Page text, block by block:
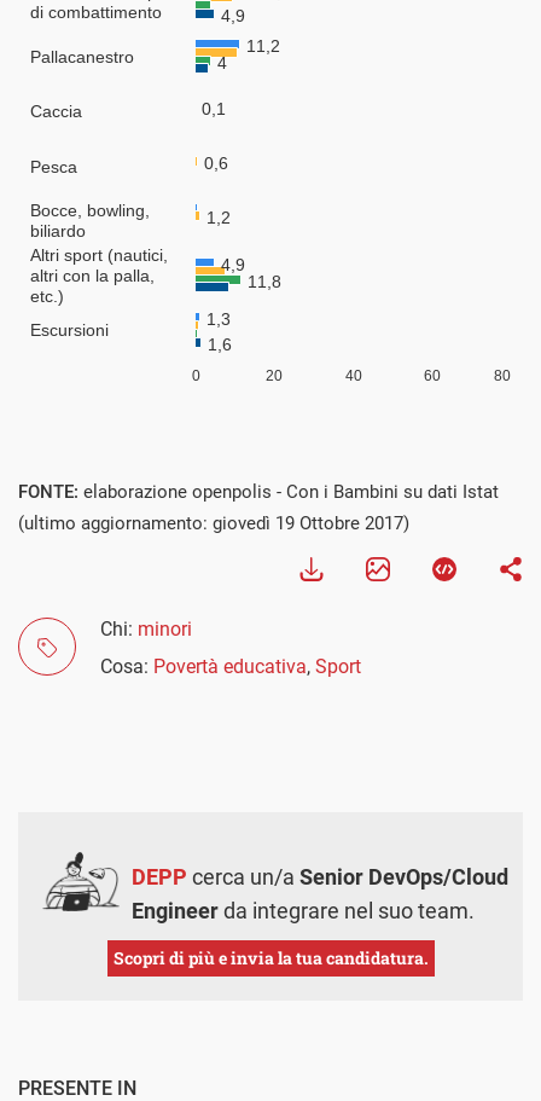
FONTE: elaborazione openpolis - Con i Bambini su dati Istat
(ultimo aggiornamento: giovedì 19 Ottobre 2017)
Chi: minori
Cosa: Povertà educativa, Sport
DEPP cerca un/a Senior DevOps/Cloud
Engineerda integrare nel suo team.
Scopri di più e invia la tua candidatura.
PRESENTE IN